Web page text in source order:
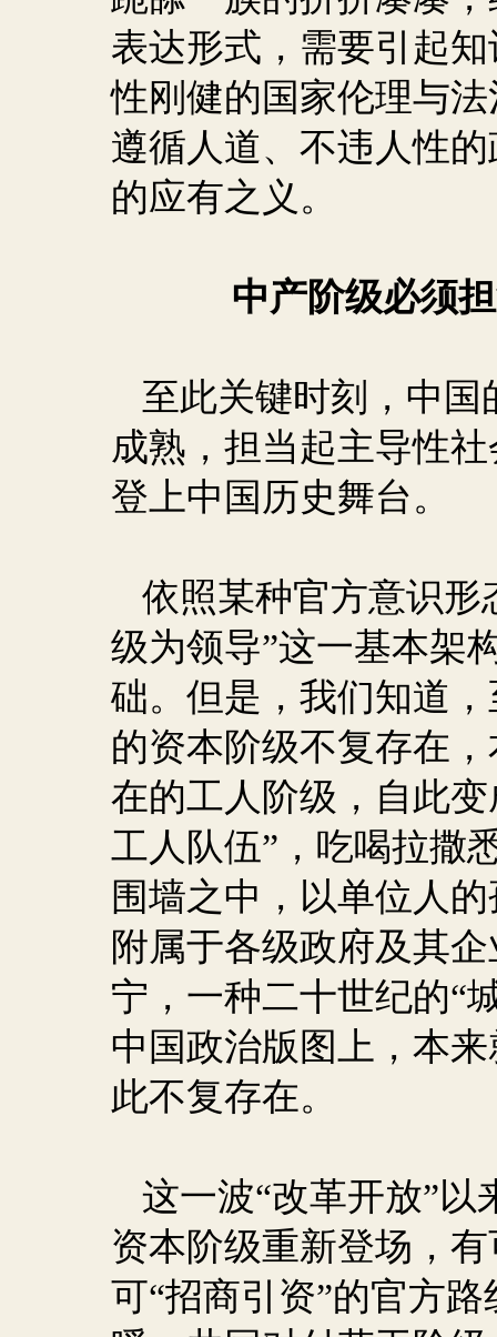
表达形式，需要引起
性刚健的国家伦理与
遵循人道、不违人性
的应有之义。
中产阶级必须
至此关键时刻，中
成熟，担当起主导性
登上中国历史舞台。
依照某种官方意识形
级为领导”这一基本架
础。但是，我们知道
的资本阶级不复存在
在的工人阶级，自此
工人队伍”，吃喝拉撒
围墙之中，以单位人
附属于各级政府及其
宁，一种二十世纪的“
中国政治版图上，本
此不复存在。
这一波“改革开放”
资本阶级重新登场，
可“招商引资”的官方